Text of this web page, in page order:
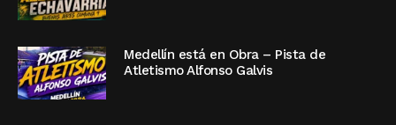
Medellín está en Obra – Pista de
Atletismo Alfonso Galvis